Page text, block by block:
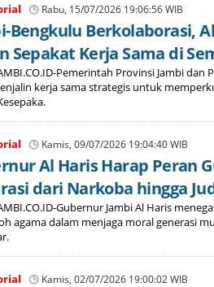
Rabu, 15/07/2026 19:06:56 WIB
Bengkulu Berkolaborasi,
Sepakat Kerja Sama di
Pemerintah Provinsi Jambi
kerja sama strategis untuk
Kamis, 09/07/2026 19:04:40 WIB
Al Haris Harap Peran
dari Narkoba hingga
Gubernur Jambi Al Haris
agama dalam menjaga moral generasi
Kamis, 02/07/2026 19:00:02 WIB